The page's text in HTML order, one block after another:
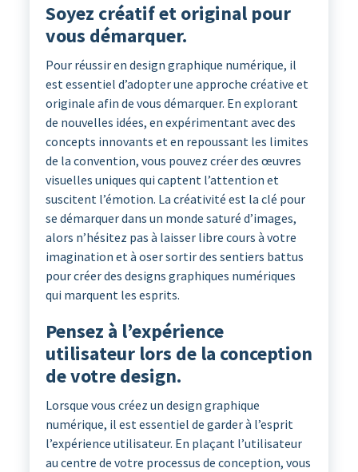
Soyez créatif et original pour
vous démarquer.
Pour réussir en design graphique numérique, il
est essentiel d’adopter une approche créative et
originale afin de vous démarquer. En explorant
de nouvelles idées, en expérimentant avec des
concepts innovants et en repoussant les limites
de la convention, vous pouvez créer des œuvres
visuelles uniques qui captent l’attention et
suscitent l’émotion. La créativité est la clé pour
se démarquer dans un monde saturé d’images,
alors n’hésitez pas à laisser libre cours à votre
imagination et à oser sortir des sentiers battus
pour créer des designs graphiques numériques
qui marquent les esprits.
Pensez à l’expérience
utilisateur lors de la conception
de votre design.
Lorsque vous créez un design graphique
numérique, il est essentiel de garder à l’esprit
l’expérience utilisateur. En plaçant l’utilisateur
au centre de votre processus de conception, vous